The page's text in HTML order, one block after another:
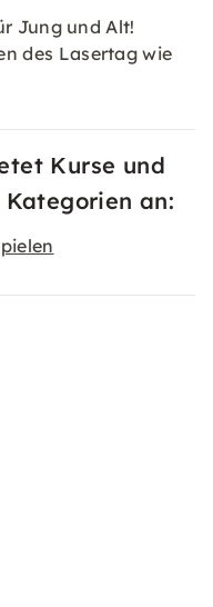
Jung und Alt!
des Lasertag wie
Kurse und
an: